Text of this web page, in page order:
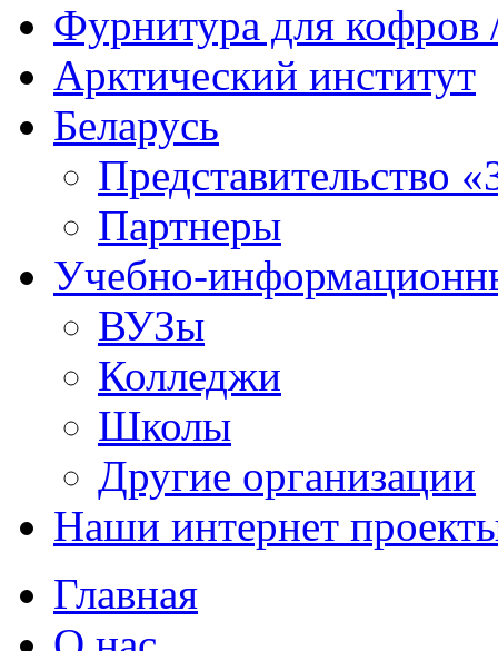
Фурнитура для кофров
Арктический институт
Беларусь
Представительство
Партнеры
Учебно-
ВУЗы
Колледжи
Школы
Другие организации
Наши интернет
Главная